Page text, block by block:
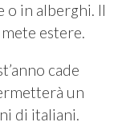
o in alberghi. Il
estere.
cade
un
di italiani.